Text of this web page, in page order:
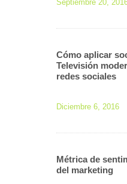
Septiembre 20,
Cómo aplicar
Televisión
redes sociales
Diciembre 6, 2016
Métrica de
del marketing